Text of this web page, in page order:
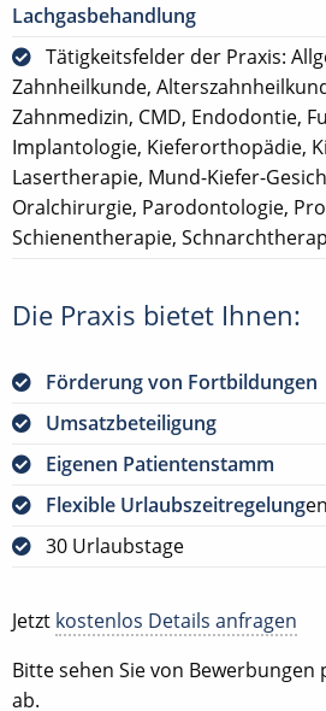
Lachgasbehandlung
Tätigkeitsfelder der Praxis:
Zahnheilkunde,
Zahnmedizin, CMD, Endodontie,
Implantologie, Kieferorthopädie,
Lasertherapie, Mund-Kiefer-
Oralchirurgie, Parodontologie,
Schienentherapie,
Die Praxis bietet Ihnen:
Förderung von Fortbildungen
Umsatzbeteiligung
Eigenen Patientenstamm
Flexible Urlaubszeitregelungen
30 Urlaubstage
Jetzt kostenlos Details anfragen
Bitte sehen Sie von Bewerbungen
ab.